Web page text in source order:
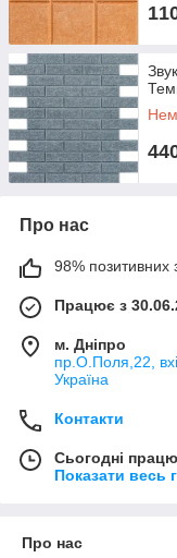
Про нас
98% позитивних
Працює з
м. Дніпро
пр.О.Поля,22,
Україна
Контакти
Сьогодні
Показати весь
Про нас